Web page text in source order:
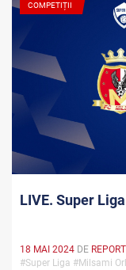
COMPETIȚII
LIVE. Super
18 MAI 2024 DE
#Super Liga #Milsami